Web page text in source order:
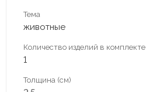
Тема
животные
Количество изделий в комплекте
1
Толщина (см)